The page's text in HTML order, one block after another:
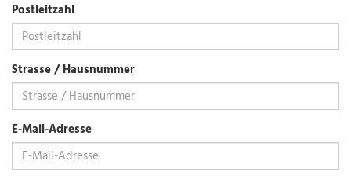
Postleitzahl
Strasse / Hausnummer
E-Mail-Adresse